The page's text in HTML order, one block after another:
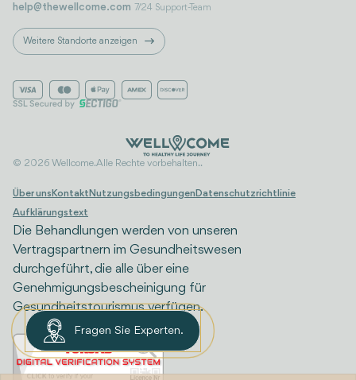
help@thewellcome.com 7/24 Support-Team
Weitere Standorte anzeigen
© 2026 Wellcome. Alle Rechte vorbehalten..
Über uns Kontakt Nutzungsbedingungen Datenschutzrichtlinie
Aufklärungstext
Die Behandlungen werden von unseren
Vertragspartnern im Gesundheitswesen
durchgeführt, die alle über eine
Genehmigungsbescheinigung für
Gesundheitstourismus verfügen.
Fragen Sie Experten.